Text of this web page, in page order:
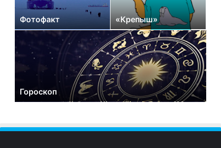
Фотофакт «Крепыш»
Гороскоп